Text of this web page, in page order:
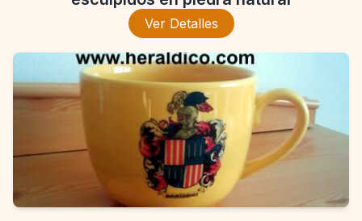
Ver Detalles